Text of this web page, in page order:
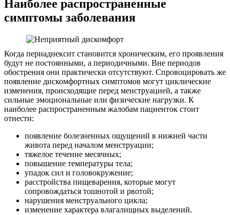
Наиболее распространенные
симптомы заболевания
Когда периаднексит становится хроническим, его проявления
будут не постоянными, а периодичными. Вне периодов
обострения они практически отсутствуют. Спровоцировать же
появление дискомфортных симптомов могут циклические
изменения, происходящие перед менструацией, а также
сильные эмоциональные или физические нагрузки. К
наиболее распространенным жалобам пациенток стоит
отнести:
появление болезненных ощущений в нижней части
живота перед началом менструации;
тяжелое течение месячных;
повышение температуры тела;
упадок сил и головокружение;
расстройства пищеварения, которые могут
сопровождаться тошнотой и рвотой;
нарушения менструального цикла;
изменение характера влагалищных выделений.